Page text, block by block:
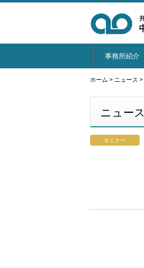
事務所紹介
ホーム > ニュース >
ニュース
セミナー